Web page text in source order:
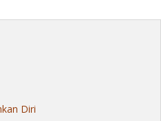
Diri